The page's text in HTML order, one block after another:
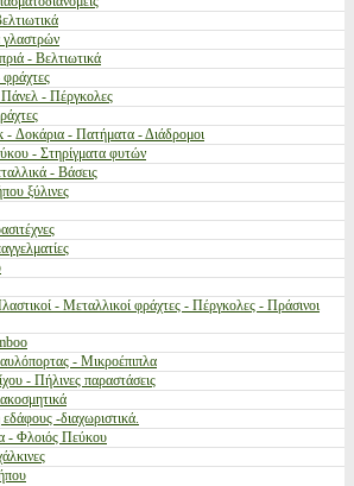
- Βελτιωτικά
φράχτες
- Πέργκολες
- Δοκάρια - Πατήματα - Διάδρομοι
- Στηρίγματα φυτών
- Βάσεις
ξύλινες
- Μεταλλικοί φράχτες - Πέργκολες - Πράσινοι
- Μικροέπιπλα
- Πήλινες παραστάσεις
-διαχωριστικά.
- Φλοιός Πεύκου